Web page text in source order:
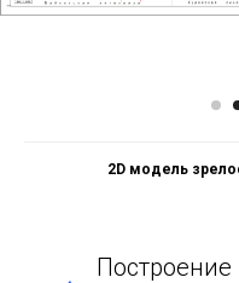
3D модель удельных